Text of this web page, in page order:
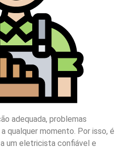
adequada, problemas
qualquer momento. Por isso, é
um eletricista confiável e